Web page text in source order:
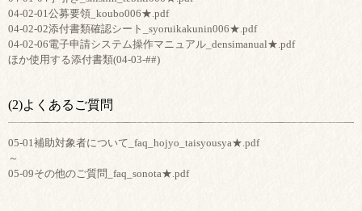
04-02-01公募要領_koubo006★.pdf
04-02-02添付書類確認シート_syoruikakunin006★.pdf
04-02-06電子申請システム操作マニュアル_densimanual★.pdf
ほか使用する添付書類(04-03-##)
(2)よくあるご質問
05-01補助対象者について_faq_hojyo_taisyousya★.pdf
～
05-09その他のご質問_faq_sonota★.pdf